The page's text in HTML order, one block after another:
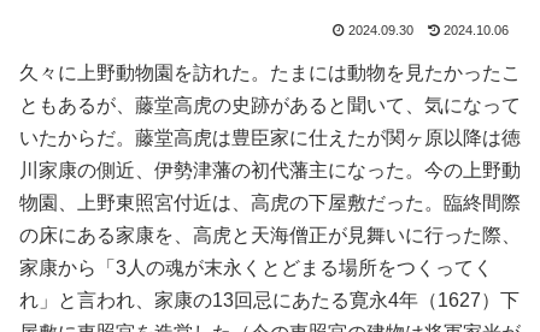
2024.09.30 2024.10.06
久々に上野動物園を訪れた。たまには動物を見たかったこ
ともあるが、藤堂高虎の史跡があると聞いて、気になって
いたからだ。藤堂高虎は豊臣家に仕えたが関ヶ原以降は徳
川家康の側近、伊勢津藩の初代藩主になった。今の上野動
物園、上野東照宮付近は、高虎の下屋敷だった。臨終間際
の床にある家康を、高虎と天海僧正が見舞いに行った際、
家康から「3人の魂が末永くとどまる場所をつくってく
れ」と言われ、家康の13回忌にあたる寛永4年（1627）下